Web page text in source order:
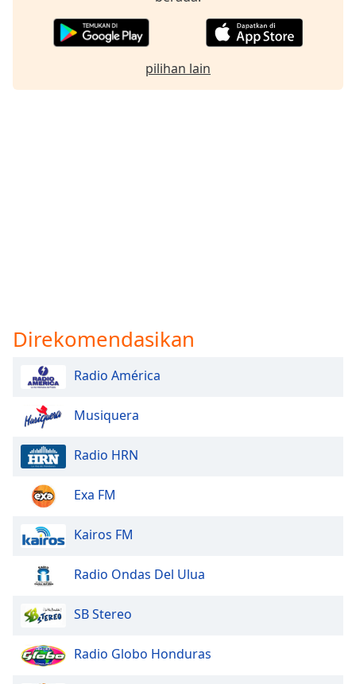
pilihan lain
Direkomendasikan
Radio América
Musiquera
Radio HRN
Exa FM
Kairos FM
Radio Ondas Del Ulua
SB Stereo
Radio Globo Honduras